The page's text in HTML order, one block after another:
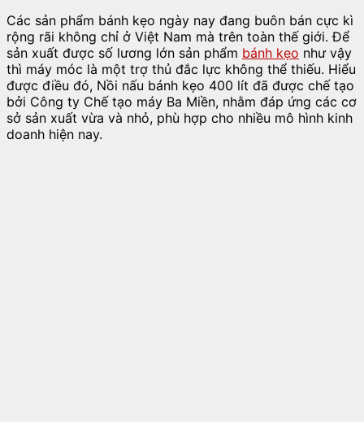
Các sản phẩm bánh kẹo ngày nay đang buôn bán cực kì
rộng rãi không chỉ ở Việt Nam mà trên toàn thế giới. Để
sản xuất được số lương lớn sản phẩm bánh kẹo như vậy
thì máy móc là một trợ thủ đắc lực không thể thiếu. Hiểu
được điều đó, Nồi nấu bánh kẹo 400 lít đã được chế tạo
bởi Công ty Chế tạo máy Ba Miền, nhằm đáp ứng các cơ
sở sản xuất vừa và nhỏ, phù hợp cho nhiều mô hình kinh
doanh hiện nay.